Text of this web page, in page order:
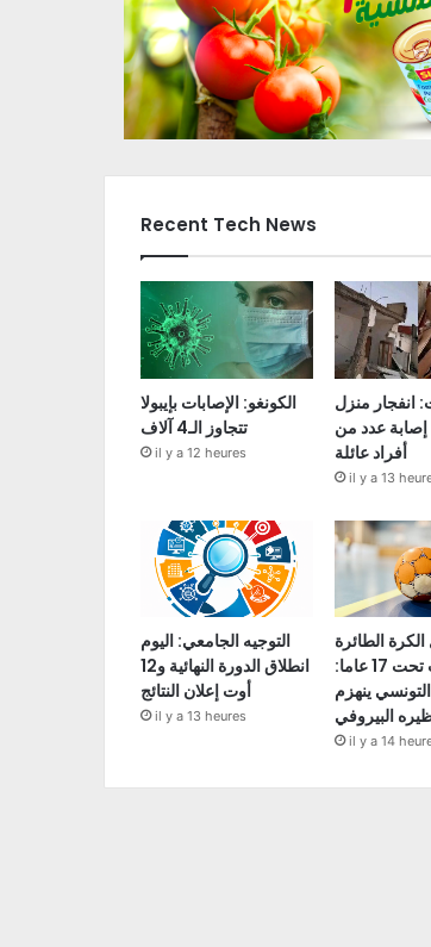
Recent Tech News
الكونغو: الإصابات بإيبولا
تتجاوز الـ4 آلاف
il y a 12 heures
انفجار منزل
عدد من
أفراد عائلة
il y a 13
التوجيه الجامعي: اليوم
انطلاق الدورة النهائية و12
أوت إعلان النتائج
il y a 13 heures
الكرة الطائرة
فتيات تحت 17 عاما:
ينهزم
البيروفي
il y a 14